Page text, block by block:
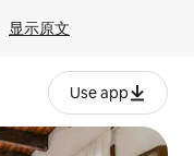
显示原文
Use app